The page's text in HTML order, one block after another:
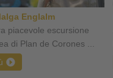
Englalm
piacevole escursione
di Plan de Corones ...